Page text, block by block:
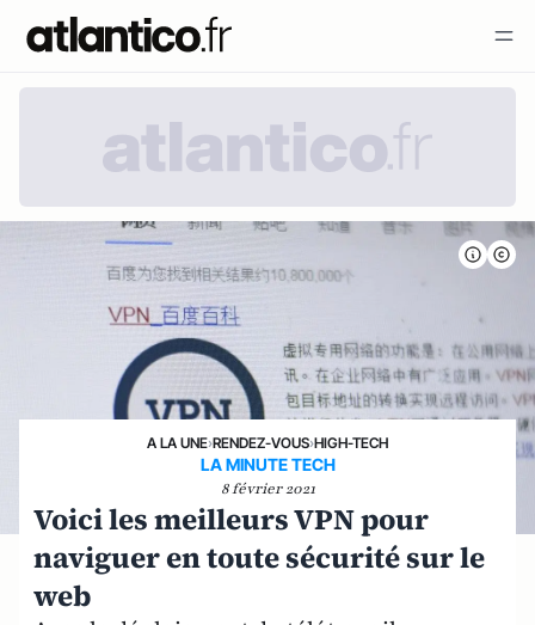
A LA UNE›RENDEZ-VOUS›HIGH-TECH
LA MINUTE TECH
8 février 2021
Voici les meilleurs VPN pour
naviguer en toute sécurité sur le
web